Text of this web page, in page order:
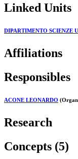
Linked Units
DIPARTIMENTO SCIENZE
Affiliations
Responsibles
ACONE LEONARDO
Research
Concepts (5)